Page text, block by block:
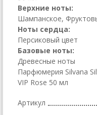
Верхние ноты:
Шампанское,
Ноты сердца:
Персиковый цвет
Базовые ноты:
Древесные ноты
Парфюмерия Silvana
VIP Rose 50 мл
Артикул